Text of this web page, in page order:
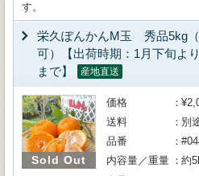
す。
栄久ぽんかんM玉 秀品5kg
可）【出荷時期：1月下旬よ
まで】
産地直送
Sold Out
価格
送料
別
品番
内容量／重量
約